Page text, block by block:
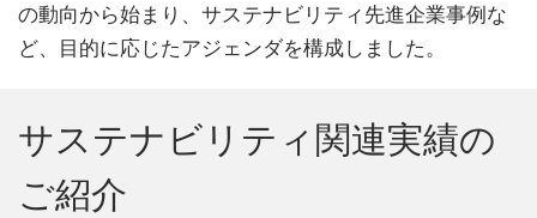
の動向から始まり、サステナビリティ先進企業事例な
ど、目的に応じたアジェンダを構成しました。
サステナビリティ関連実績の
ご紹介